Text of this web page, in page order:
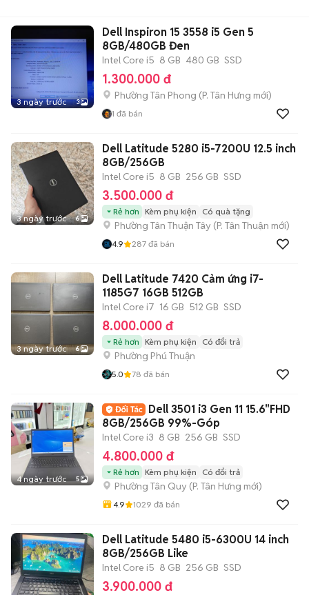
3 ngày trước 3
Dell Inspiron 15 3558 i5 Gen 5
8GB/480GB Đen
Intel Core i5 8 GB 480 GB SSD
1.300.000 đ
Phường Tân Phong (P. Tân Hưng mới)
1 đã bán
3 ngày trước 6
Dell Latitude 5280 i5-7200U 12.5 inch
8GB/256GB
Intel Core i5 8 GB 256 GB SSD
3.500.000 đ
Rẻ hơn Kèm phụ kiện Có quà tặng
Phường Tân Thuận Tây (P. Tân Thuận mới)
4.9 287 đã bán
3 ngày trước 6
Dell Latitude 7420 Cảm ứng i7-
1185G7 16GB 512GB
Intel Core i7 16 GB 512 GB SSD
8.000.000 đ
Rẻ hơn Kèm phụ kiện Có đổi trả
Phường Phú Thuận
5.0 78 đã bán
4 ngày trước 5
Dell 3501 i3 Gen 11 15.6"FHD
8GB/256GB 99%-Góp
Intel Core i3 8 GB 256 GB SSD
4.800.000 đ
Rẻ hơn Kèm phụ kiện Có đổi trả
Phường Tân Quy (P. Tân Hưng mới)
4.9 1029 đã bán
Dell Latitude 5480 i5-6300U 14 inch
8GB/256GB Like
Intel Core i5 8 GB 256 GB SSD
3.900.000 đ